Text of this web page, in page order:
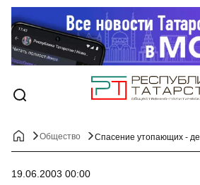
Общество Спасение утопающих -
19.06.2003 00:00